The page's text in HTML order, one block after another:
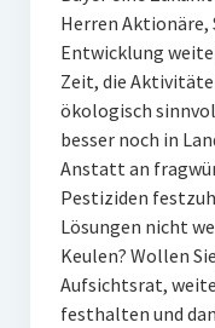
Herren Aktionäre,
Entwicklung
Zeit, die
ökologisch
besser noch in
Anstatt an
Pestiziden
Lösungen nicht
Keulen? Wollen
Aufsichtsrat,
festhalten und